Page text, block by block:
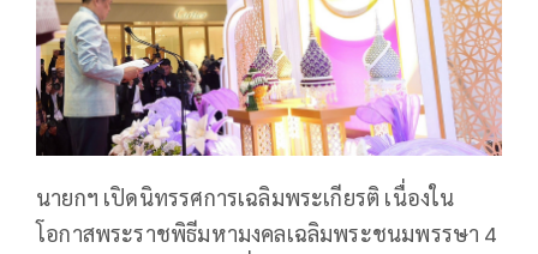
นายกฯ เปิดนิทรรศการเฉลิมพระเกียรติ เนื่องใน
โอกาสพระราชพิธีมหามงคลเฉลิมพระชนมพรรษา 4